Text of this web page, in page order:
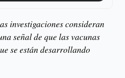
investigaciones consideran
señal de que las vacunas
se están desarrollando